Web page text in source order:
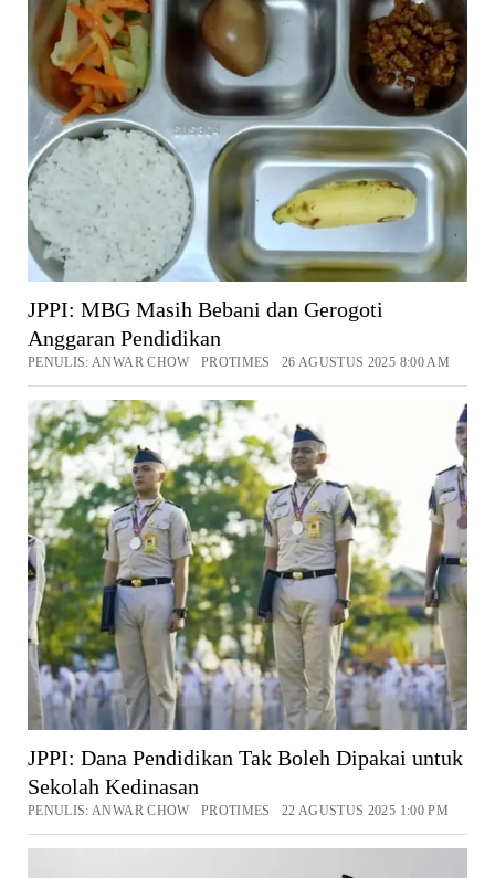
JPPI: MBG Masih Bebani dan Gerogoti
Anggaran Pendidikan
PENULIS: ANWAR CHOW PROTIMES 26 AGUSTUS 2025 8:00 AM
JPPI: Dana Pendidikan Tak Boleh Dipakai untuk
Sekolah Kedinasan
PENULIS: ANWAR CHOW PROTIMES 22 AGUSTUS 2025 1:00 PM